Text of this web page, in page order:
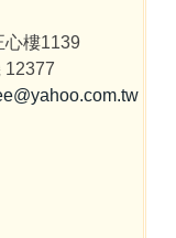
心樓1139
12377